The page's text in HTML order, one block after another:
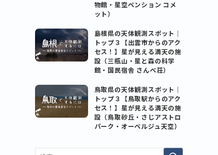
物館・星空ペンション コメ
ット）
島根県の天体観測スポット｜
トップ３【出雲市からのアク
セス！】星が見える満天の施
設（三瓶山・星と森の科学
館・国民宿舎 さんべ荘）
鳥取県の天体観測スポット｜
トップ３【鳥取駅からのアク
セス！】星が見える満天の施
設（鳥取砂丘・さじアストロ
パーク・オーベルジュ天空）